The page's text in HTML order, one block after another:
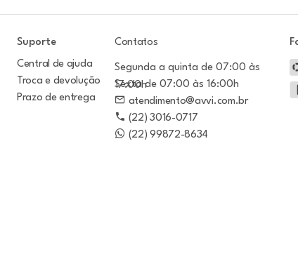
Suporte
Central de ajuda
Troca e devolução
Prazo de entrega
Contatos
Segunda a quinta de 07:00 às
17:00h
Sexta de 07:00 às 16:00h
atendimento@avvi.com.br
(22) 3016-0717
(22) 99872-8634